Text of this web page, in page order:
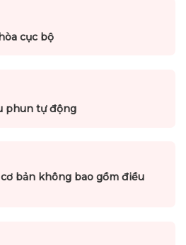
cục bộ
phun tự động
bản không bao gồm điều